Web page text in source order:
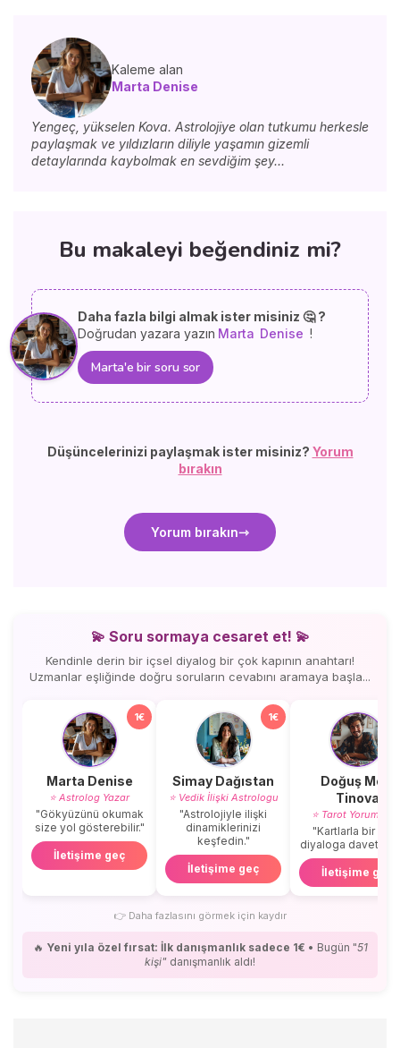
Kaleme alan
Marta Denise
Yengeç, yükselen Kova. Astrolojiye olan tutkumu herkesle
paylaşmak ve yıldızların diliyle yaşamın gizemli
detaylarında kaybolmak en sevdiğim şey...
Bu makaleyi beğendiniz mi?
Daha fazla bilgi almak ister misiniz 🤔 ?
Doğrudan yazara yazın Marta Denise !
Marta'e bir soru sor
Düşüncelerinizi paylaşmak ister misiniz? Yorum
bırakın
Yorum bırakın
💫 Soru sormaya cesaret et! 💫
Kendinle derin bir içsel diyalog bir çok kapının anahtarı!
Uzmanlar eşliğinde doğru soruların cevabını aramaya başla...
1€
Marta Denise
⭐ Astrolog Yazar
"Gökyüzünü okumak
size yol gösterebilir."
İletişime geç
1€
Simay Dağıstan
⭐ Vedik İlişki Astrologu
"Astrolojiyle ilişki
dinamiklerinizi
keşfedin."
İletişime geç
Doğuş Mert
Tinova
⭐ Tarot
"Kartlarla bir
diyaloga
İletişime geç
👉Daha fazlasını görmek için kaydır
🔥 Yeni yıla özel fırsat: İlk danışmanlık sadece 1€ • Bugün "51
kişi" danışmanlık aldı!